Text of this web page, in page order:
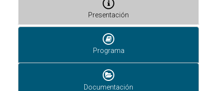
Presentación
Programa
Documentación